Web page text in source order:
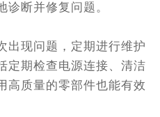
断并修复问题。
现问题，定期进行维护
定期检查电源连接、清洁
高质量的零部件也能有效